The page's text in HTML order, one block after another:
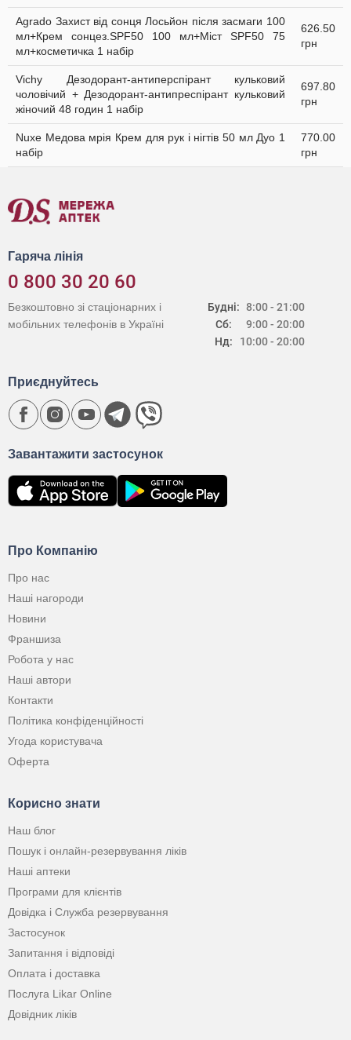
Agrado Захист від сонця Лосьйон після засмаги 100
мл+Крем сонцез.SPF50 100 мл+Міст SPF50 75
мл+косметичка 1 набір
626.50
грн
Vichy Дезодорант-антиперспірант кульковий
чоловічий + Дезодорант-антипреспірант кульковий
жіночий 48 годин 1 набір
697.80
грн
Nuxe Медова мрія Крем для рук і нігтів 50 мл Дуо 1
набір
770.00
грн
Гаряча лінія
0 800 30 20 60
Будні:
Сб:
Нд:
8:00 - 21:00
9:00 - 20:00
10:00 - 20:00
Безкоштовно зі стаціонарних і
мобільних телефонів в Україні
Про Компанію
Про нас
Наші нагороди
Новини
Франшиза
Робота у нас
Наші автори
Контакти
Політика конфіденційності
Угода користувача
Оферта
Корисно знати
Наш блог
Пошук і онлайн-резервування ліків
Наші аптеки
Програми для клієнтів
Довідка і Служба резервування
Застосунок
Запитання і відповіді
Оплата і доставка
Послуга Likar Online
Довідник ліків
Завантажити застосунок
Приєднуйтесь